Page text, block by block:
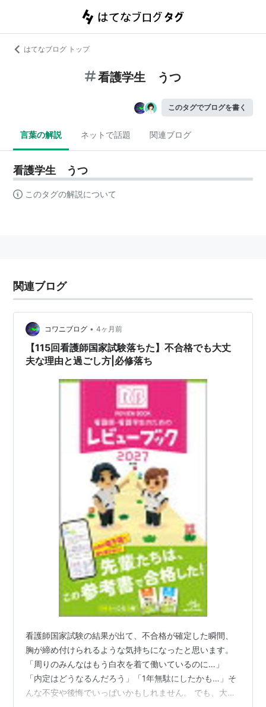
はてなブログ トップ
看護学生 うつ
このタグでブログを書く
言葉の解説 ネットで話題 関連ブログ
看護学生 うつ
このタグの解説について
関連ブログ
コワニブログ • 4ヶ月前
【115回看護師国家試験落ちた】不合格でも大丈
夫な理由と過ごし方|必修落ち
看護師国家試験の結果が出て、不合格が確定した瞬間、
胸が締め付けられるような気持ちになったと思います。
「周りのみんなはもう白衣を着て働いているのに…」
「内定はどうなるんだろう」「1年無駄にしたかも…」そ
んな不安や後悔でいっぱいかもしれません。 でも、大丈